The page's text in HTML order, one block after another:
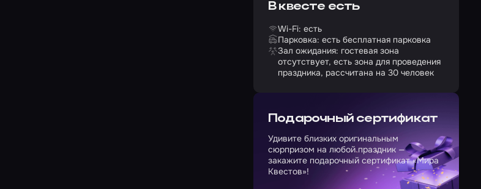
В квесте есть
Wi-Fi: есть
Парковка: есть бесплатная парковка
Зал ожидания: гостевая зона
отсутствует, есть зона для проведения
праздника, рассчитана на 30 человек
Подарочный сертификат
Удивите близких оригинальным
сюрпризом на любой праздник —
закажите подарочный сертификат «Мира
Квестов»!